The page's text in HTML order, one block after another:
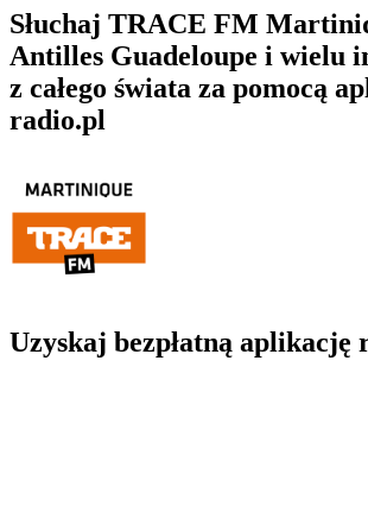
Słuchaj TRACE FM
Antilles Guadeloupe i wielu
z całego świata za pomocą
radio.pl
Uzyskaj bezpłatną aplikację